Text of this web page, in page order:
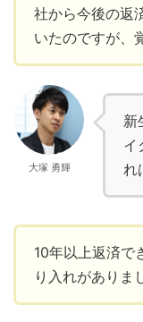
社から今後の返
いたのですが、
大塚 勇輝
新
イ
れ
10年以上返済で
り入れがありま